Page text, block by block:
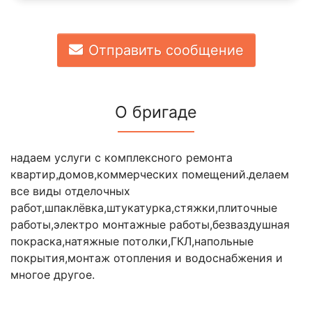
Отправить сообщение
О бригаде
надаем услуги с комплексного ремонта
квартир,домов,коммерческих помещений.делаем
все виды отделочных
работ,шпаклёвка,штукатурка,стяжки,плиточные
работы,электро монтажные работы,безваздушная
покраска,натяжные потолки,ГКЛ,напольные
покрытия,монтаж отопления и водоснабжения и
многое другое.